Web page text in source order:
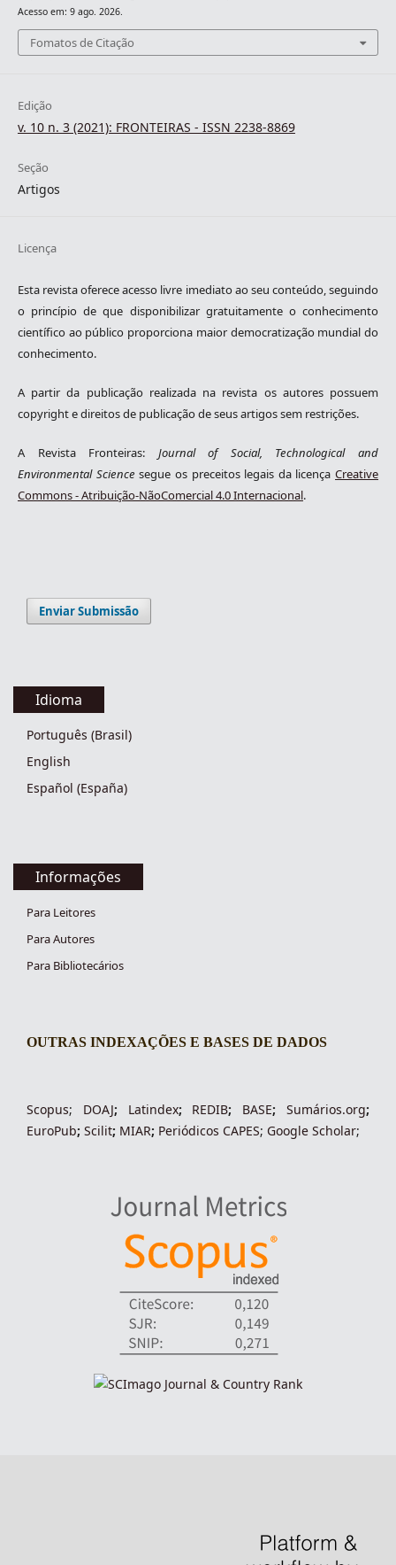
Acesso em: 9 ago. 2026.
Fomatos de Citação
Edição
v. 10 n. 3 (2021): FRONTEIRAS - ISSN 2238-8869
Seção
Artigos
Licença
Esta revista oferece acesso livre imediato ao seu conteúdo, seguindo
o princípio de que disponibilizar gratuitamente o conhecimento
científico ao público proporciona maior democratização mundial do
conhecimento.
A partir da publicação realizada na revista os autores possuem
copyright e direitos de publicação de seus artigos sem restrições.
A Revista Fronteiras: Journal of Social, Technological and
Environmental Science segue os preceitos legais da licençaCreative
Commons - Atribuição-NãoComercial 4.0 Internacional.
Enviar Submissão
Idioma
Português (Brasil)
English
Español (España)
Informações
Para Leitores
Para Autores
Para Bibliotecários
indexacoes-fronteiras
OUTRAS INDEXAÇÕES E BASES DE DADOS
Scopus; DOAJ; Latindex; REDIB; BASE;Sumários.org;
EuroPub; Scilit; MIAR; Periódicos CAPES; Google Scholar;
indexadores-fronteiras